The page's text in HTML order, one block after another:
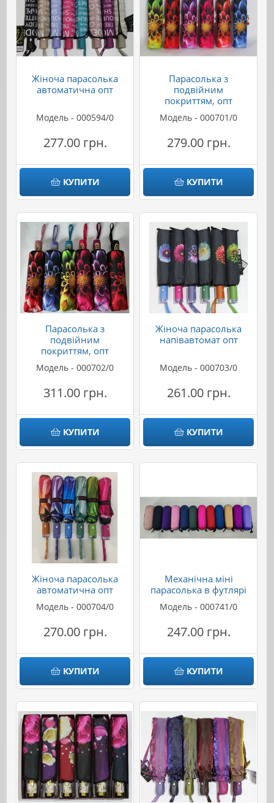
Жіноча парасолька
автоматична опт
Модель - 000594/0
277.00 грн.
КУПИТИ
Парасолька з
подвійним
покриттям, опт
Модель - 000701/0
279.00 грн.
КУПИТИ
Парасолька з
подвійним
покриттям, опт
Модель - 000702/0
311.00 грн.
КУПИТИ
Жіноча парасолька
напівавтомат опт
Модель - 000703/0
261.00 грн.
КУПИТИ
Жіноча парасолька
автоматична опт
Модель - 000704/0
270.00 грн.
КУПИТИ
Механічна міні
парасолька в футлярі
Модель - 000741/0
247.00 грн.
КУПИТИ